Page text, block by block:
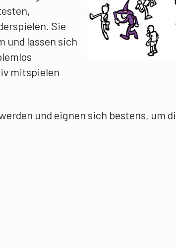
Sie
und lassen sich
mitspielen
und eignen sich bestens, um